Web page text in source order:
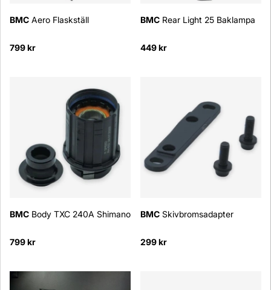
BMC Aero Flaskställ
799 kr
BMC Rear Light 25 Baklampa
449 kr
BMC Body TXC 240A Shimano
799 kr
BMC Skivbromsadapter
299 kr